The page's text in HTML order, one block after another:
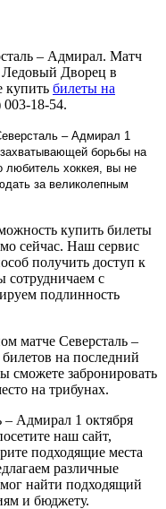
– Адмирал. Матч
Ледовый Дворец в
купить билеты на
003-18-54.
– Адмирал 1
борьбы на
любитель хоккея, вы не
за великолепным
купить билеты
сейчас. Наш сервис
получить доступ к
с
подлинность
матче Северсталь –
на последний
сможете забронировать
на трибунах.
– Адмирал 1 октября
наш сайт,
подходящие места
различные
найти подходящий
и бюджету.